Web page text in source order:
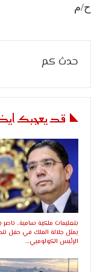
ح/م
حدث كم
قد يعجبك
بتعليمات ملكية سامية.. ناصر
يمثل جلالة الملك في حفل
الرئيس الكولومبي…